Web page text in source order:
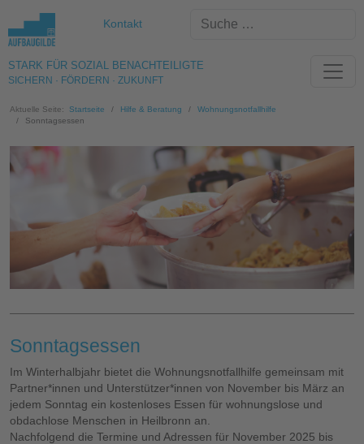
Kontakt
STARK FÜR SOZIAL BENACHTEILIGTE
SICHERN · FÖRDERN · ZUKUNFT
Aktuelle Seite: Startseite Hilfe & Beratung
Wohnungsnotfallhilfe
Sonntagsessen
Sonntagsessen
Im Winterhalbjahr bietet die Wohnungsnotfallhilfe gemeinsam mit
Partner*innen und Unterstützer*innen von November bis März an
jedem Sonntag ein kostenloses Essen für wohnungslose und
obdachlose Menschen in Heilbronn an.
Nachfolgend die Termine und Adressen für November 2025 bis